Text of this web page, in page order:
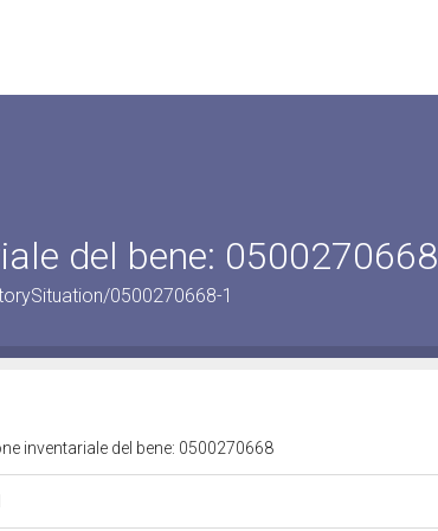
del bene: 0500270668
0500270668-1
inventariale del bene: 0500270668